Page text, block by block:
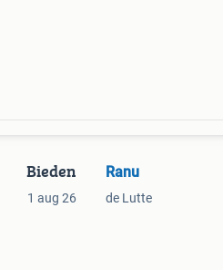
Bieden
1 aug 26
Ranu
de Lutte